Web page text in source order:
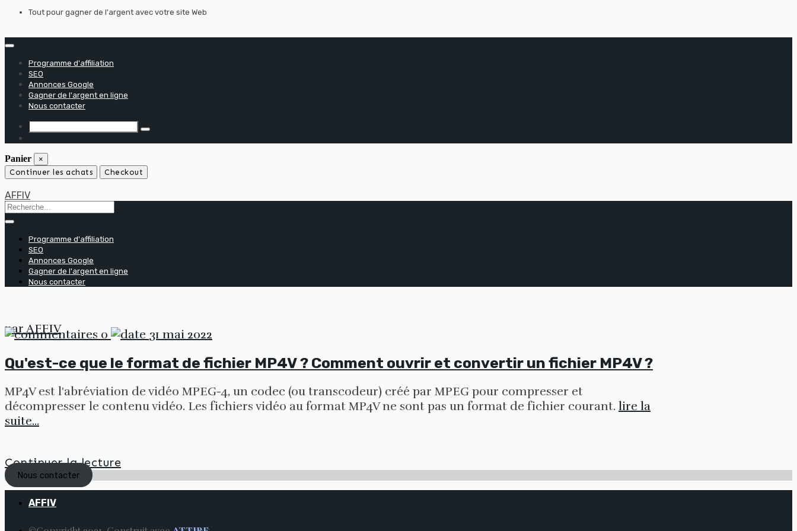
Skip
Tout pour gagner de l'argent avec votre site Web
Programme d'affiliation
SEO
Annonces Google
Gagner de l'argent en ligne
Nous contacter
Panier ×
Continuer les achats Checkout
AFFIV
Programme d'affiliation
SEO
Annonces Google
Gagner de l'argent en ligne
Nous contacter
parAFFIV 0 31 mai 2022
Qu'est-ce que le format de fichier MP4V ? Comment ouvrir et convertir un fichier MP4V ?
MP4V est l'abréviation de vidéo MPEG-4, un codec (ou transcodeur) créé par MPEG pour compresser et
décompresser le contenu vidéo. Les fichiers vidéo au format MP4V ne sont pas un format de fichier courant. lire la
suite...
Continuer la lecture
Nous contacter
AFFIV